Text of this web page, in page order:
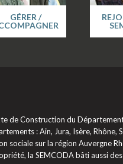
GÉRER /
de Construction du
: Ain, Jura, Isère, Rhône,
sociale sur la région Auvergne
la SEMCODA bâti aussi